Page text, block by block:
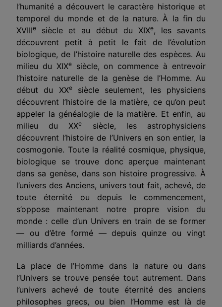
l’humanité a découvert le caractère historique et
temporel du monde et de la nature. À la fin du
XVIIIe siècle et au début du XIXe, les savants
découvrent petit à petit le fait de l’évolution
biologique, de l’histoire naturelle des espèces. Au
milieu du XIXesiècle, on commence à entrevoir
l’histoire naturelle de la genèse de l’Homme. Au
début du XXesiècle seulement, les physiciens
découvrent l’histoire de la matière, ce qu’on peut
appeler la généalogie de la matière. Et enfin, au
milieu du XXe
siècle, les astrophysiciens
découvrent l’histoire de l’Univers en son entier, la
cosmogonie. Toute la réalité cosmique, physique,
biologique se trouve donc aperçue maintenant
dans sa genèse, dans son histoire progressive. À
l’univers des Anciens, univers tout fait, achevé, de
toute éternité ou depuis le commencement,
s’oppose maintenant notre propre vision du
monde : celle d’un Univers en train de se former
— ou d’être formé — depuis quinze ou vingt
milliards d’années.
La place de l’Homme dans la nature ou dans
l’Univers se trouve pensée tout autrement. Dans
l’univers achevé de toute éternité des anciens
philosophes grecs, ou bien l’Homme est là de